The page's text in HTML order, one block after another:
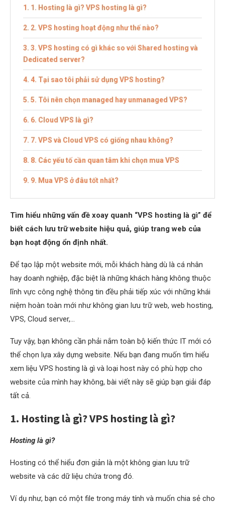
1. Hosting là gì? VPS hosting là gì?
2. VPS hosting hoạt động như thế nào?
3. VPS hosting có gì khác so với Shared hosting và
Dedicated server?
4. Tại sao tôi phải sử dụng VPS hosting?
5. Tôi nên chọn managed hay unmanaged VPS?
6. Cloud VPS là gì?
7. VPS và Cloud VPS có giống nhau không?
8. Các yếu tố cần quan tâm khi chọn mua VPS
9. Mua VPS ở đâu tốt nhất?
Tìm hiểu những vấn đề xoay quanh “VPS hosting là gì” để
biết cách lưu trữ website hiệu quả, giúp trang web của
bạn hoạt động ổn định nhất.
Để tạo lập một website mới, mỗi khách hàng dù là cá nhân
hay doanh nghiệp, đặc biệt là những khách hàng không thuộc
lĩnh vực công nghệ thông tin đều phải tiếp xúc với những khái
niệm hoàn toàn mới như không gian lưu trữ web, web hosting,
VPS, Cloud server,…
Tuy vậy, bạn không cần phải nắm toàn bộ kiến thức IT mới có
thể chọn lựa xây dựng website. Nếu bạn đang muốn tìm hiểu
xem liệu VPS hosting là gì và loại host này có phù hợp cho
website của mình hay không, bài viết này sẽ giúp bạn giải đáp
tất cả.
1. Hosting là gì? VPS hosting là gì?
Hosting là gì?
Hosting có thể hiểu đơn giản là một không gian lưu trữ
website và các dữ liệu chứa trong đó.
Ví dụ như, bạn có một file trong máy tính và muốn chia sẻ cho